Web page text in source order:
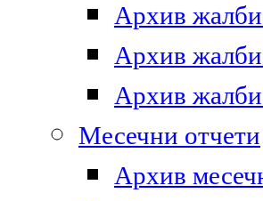
Архив жалби
Архив жалби
Архив жалби
Месечни отчети
Архив